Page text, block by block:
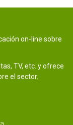
on-line sobre
TV, etc. y ofrece
el sector.